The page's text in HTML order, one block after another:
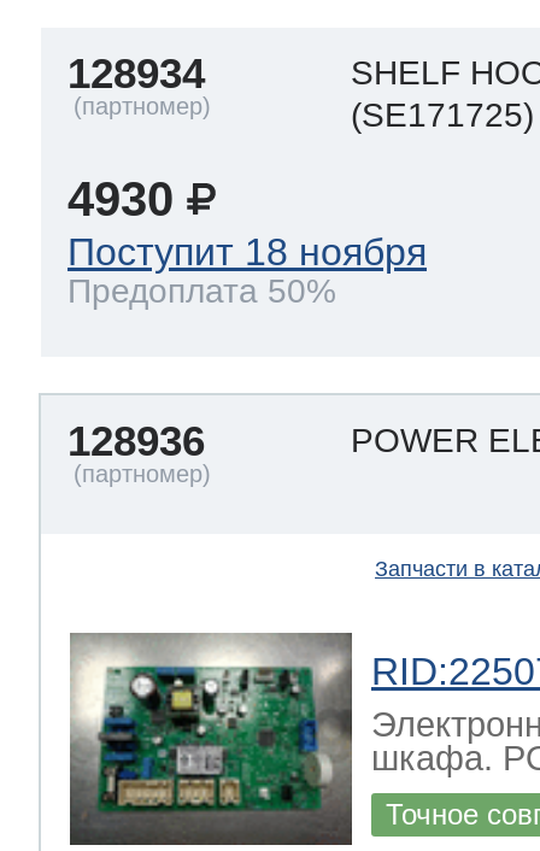
128934
SHELF
(SE171725)
4930
Поступит 18 ноября
Предоплата 50%
128936 POWER
Запчасти в
шкафа.
Точное